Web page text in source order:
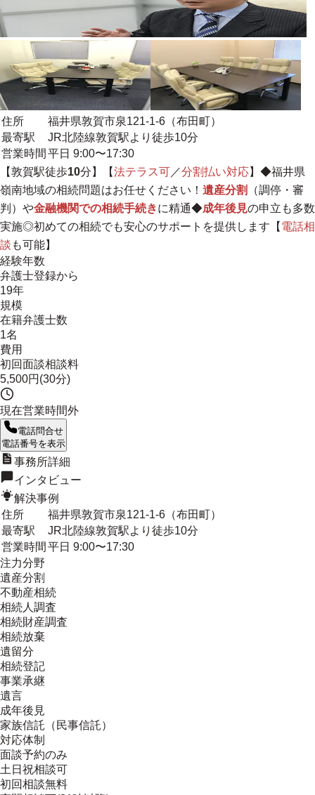
住所
福井県敦賀市泉121-1-6（布田町）
最寄駅
JR北陸線敦賀駅より徒歩10分
営業時間 平日 9:00〜17:30
【敦賀駅徒歩10分】【法テラス可 ／分割払い対応】◆福井県
嶺南地域の相続問題はお任せください！ 遺産分割
（調停・審
判）や金融機関での相続手続きに精通◆成年後見の申立も多数
実施◎初めての相続でも安心のサポートを提供します【 電話相
談 も可能】
経験年数
弁護士登録から
19年
規模
在籍弁護士数
1名
費用
初回面談相談料
5,500円(30分)
現在営業時間外
電話問合せ
電話番号を表示
事務所詳細
インタビュー
解決事例
住所
福井県敦賀市泉121-1-6（布田町）
最寄駅
JR北陸線敦賀駅より徒歩10分
営業時間 平日 9:00〜17:30
注力分野
遺産分割
不動産相続
相続人調査
相続財産調査
相続放棄
遺留分
相続登記
事業承継
遺言
成年後見
家族信託（民事信託）
対応体制
面談予約のみ
土日祝相談可
初回相談無料